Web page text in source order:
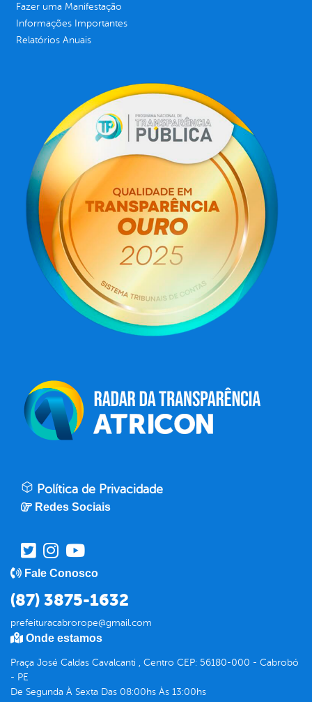
Fazer uma Manifestação
Informações Importantes
Relatórios Anuais
Política de Privacidade
Redes Sociais
Fale Conosco
(87) 3875-1632
prefeituracabrorope@gmail.com
Onde estamos
Praça José Caldas Cavalcanti , Centro CEP: 56180-000 - Cabrobó
- PE
De Segunda À Sexta Das 08:00hs Às 13:00hs